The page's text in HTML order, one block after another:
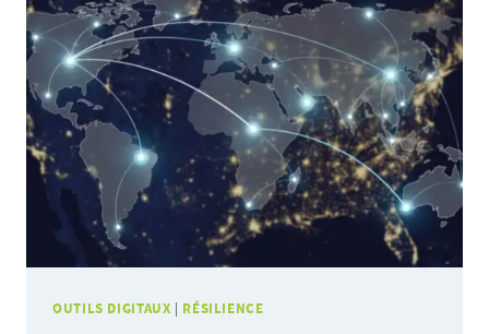
À
DEVENIR
PLUS
RÉSILIENTS
AUX
SITUATIONS
CRISE
OUTILS DIGITAUX RÉSILIENCE